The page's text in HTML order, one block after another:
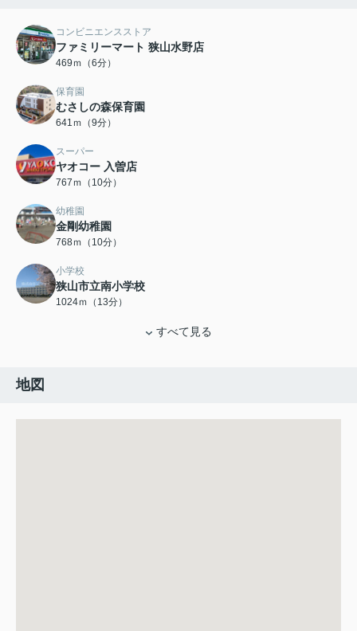
コンビニエンスストア
ファミリーマート 狭山水野店
469ｍ（6分）
保育園
むさしの森保育園
641ｍ（9分）
スーパー
ヤオコー 入曽店
767ｍ（10分）
幼稚園
金剛幼稚園
768ｍ（10分）
小学校
狭山市立南小学校
1024ｍ（13分）
すべて見る
地図